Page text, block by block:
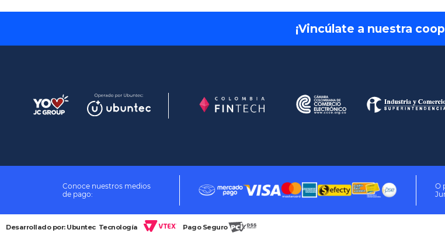
¡Vincúlate a nuestra
Conoce nuestros medios
de pago:
O
Desarrollado por: UbuntecTecnología Pago Seguro